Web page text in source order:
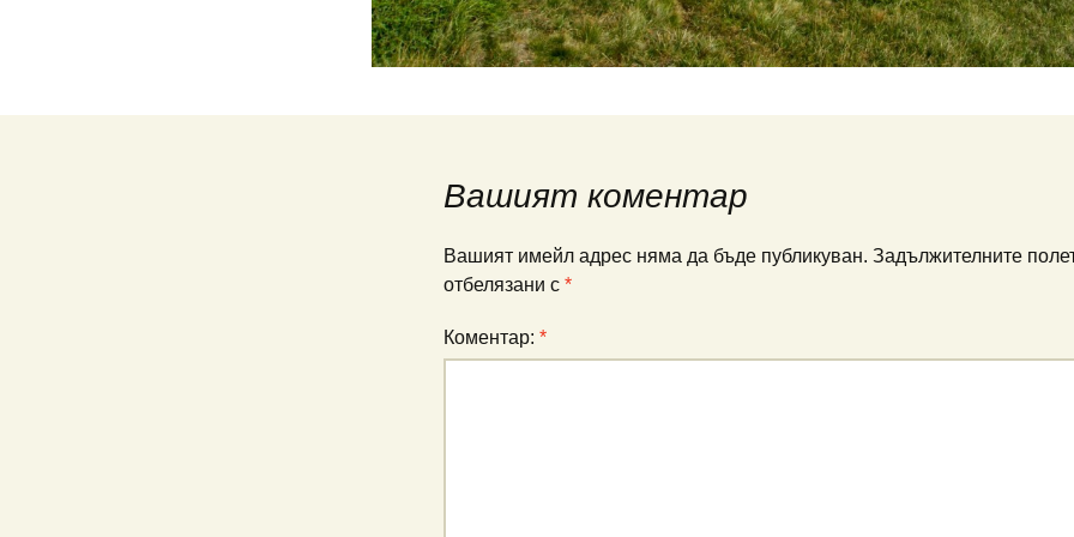
Вашият коментар
Вашият имейл адрес няма да бъде публикуван. Задължителните
отбелязани с *
Коментар: *